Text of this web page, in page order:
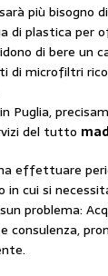
più bisogno
di plastica per
di bere un
di microfiltri
Puglia,
del tutto
effettuare
in cui si
problema:
consulenza,